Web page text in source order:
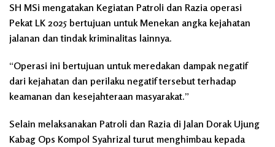
SH MSi mengatakan Kegiatan Patroli dan Razia operasi
Pekat LK 2025 bertujuan untuk Menekan angka kejahatan
jalanan dan tindak kriminalitas lainnya.
“Operasi ini bertujuan untuk meredakan dampak negatif
dari kejahatan dan perilaku negatif tersebut terhadap
keamanan dan kesejahteraan masyarakat.”
Selain melaksanakan Patroli dan Razia di Jalan Dorak Ujung
Kabag Ops Kompol Syahrizal turut menghimbau kepada